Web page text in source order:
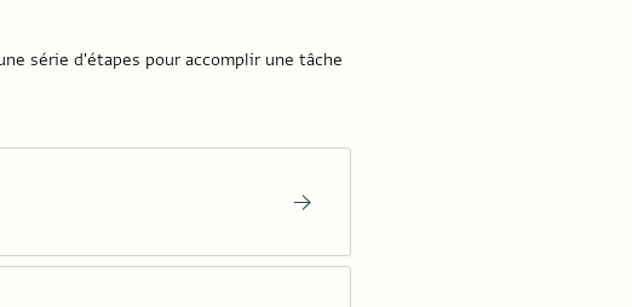
série d'étapes pour accomplir une tâche